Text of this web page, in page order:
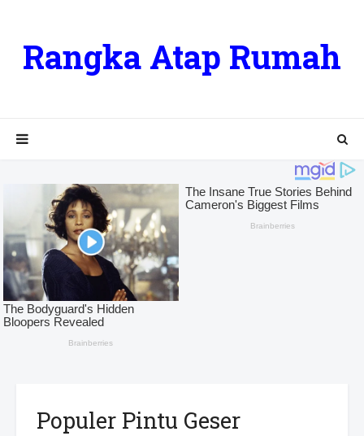
Rangka Atap Rumah
Populer Pintu Geser